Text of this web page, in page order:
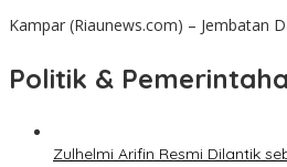
Kampar (Riaunews.com) – Jembatan
Politik &
Zulhelmi Arifin Resmi Dilantik